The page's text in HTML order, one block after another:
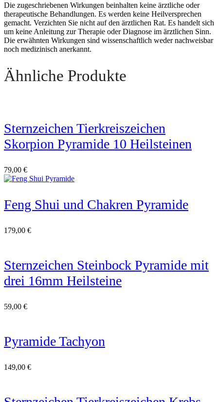
Die zugeschriebenen Wirkungen beinhalten keine ärztliche oder
therapeutische Behandlungen. Es werden keine Heilversprechen
gemacht. Verzichten Sie nicht auf den ärztlichen Rat. Es handelt sich
um keine Anleitung zur Therapie oder Diagnose im ärztlichen Sinn.
Die erwähnten Wirkungen sind wissenschaftlich weder nachweisbar
noch medizinisch anerkannt.
Ähnliche Produkte
Sternzeichen Tierkreiszeichen
Skorpion Pyramide 10 Heilsteinen
79,00 €
Feng Shui und Chakren Pyramide
179,00 €
Sternzeichen Steinbock Pyramide mit
drei 16mm Heilsteine
59,00 €
Pyramide Tachyon
149,00 €